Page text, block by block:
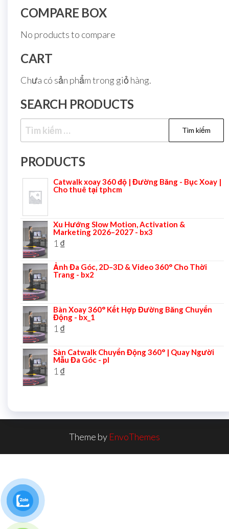
COMPARE BOX
No products to compare
CART
Chưa có sản phẩm trong giỏ hàng.
SEARCH PRODUCTS
PRODUCTS
Catwalk xoay 360 độ | Đường Băng - Bục Xoay |
Cho thuê tại tphcm
Xu Hướng Slow Motion, Activation &
Marketing 2026–2027 - bx3
1 ₫
Ảnh Đa Góc, 2D–3D & Video 360° Cho Thời
Trang - bx2
Bàn Xoay 360° Kết Hợp Đường Băng Chuyển
Động - bx_1
1 ₫
Sàn Catwalk Chuyển Động 360° | Quay Người
Mẫu Đa Góc - pl
1 ₫
Theme by EnvoThemes